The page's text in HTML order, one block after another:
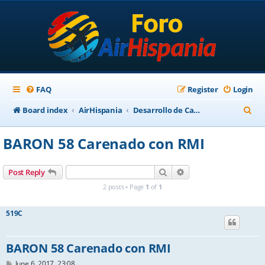
FAQ Login
Register
Board index
AirHispania Desarrollo de Cabinas y Paneles
e
BARON 58 Carenado con RMI
Post Reply Search
2 posts • Page 1 of 1
519C
BARON 58 Carenado con RMI